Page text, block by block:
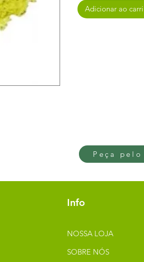
Adicionar ao
Peça
Info
NOSSA LOJA
SOBRE NÓS